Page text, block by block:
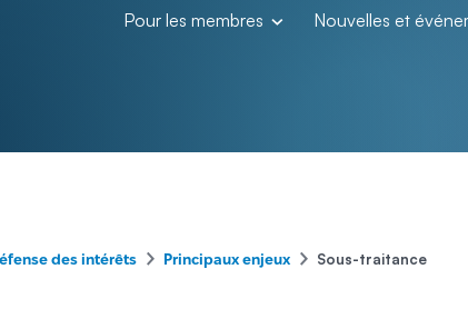
Pour les membres Nouvelles et
des intérêts – Principaux enjeux – Sous-traitance